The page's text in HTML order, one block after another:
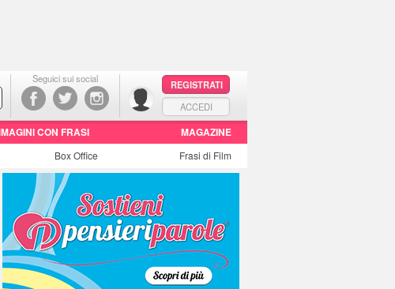
Seguici sui social
REGISTRATI
ACCEDI
CON FRASI
MAGAZINE
Box Office Frasi di Film